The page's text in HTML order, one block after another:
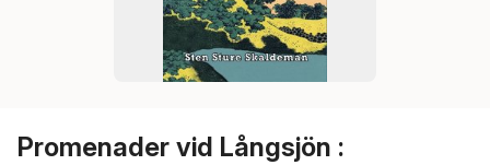
Promenader vid Långsjön :